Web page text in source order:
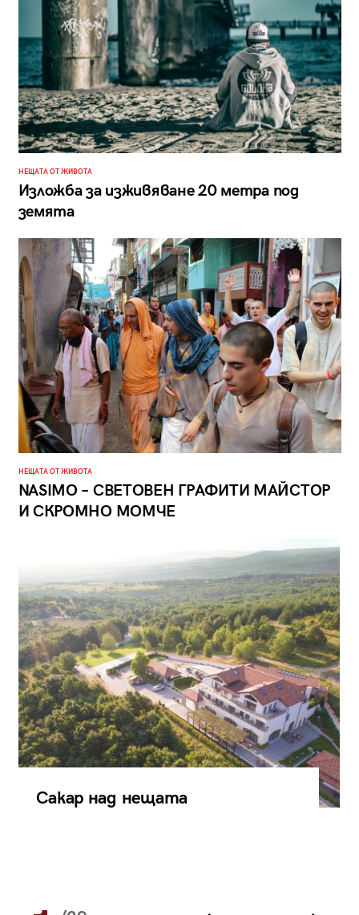
НЕЩАТА ОТ ЖИВОТА
Изложба за изживяване 20 метра под
земята
НЕЩАТА ОТ ЖИВОТА
NASIMO – СВЕТОВЕН ГРАФИТИ МАЙСТОР
И СКРОМНО МОМЧЕ
Сакар над нещата